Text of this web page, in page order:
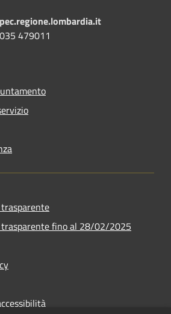
479011
fino al 28/02/2025